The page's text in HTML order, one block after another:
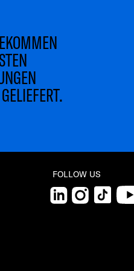
FOLLOW US
LinkedInInstagram
TikTok